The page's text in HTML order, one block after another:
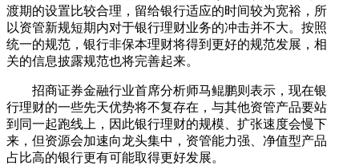
渡期的设置比较合理，留给银行适应的时间较为宽裕，所
以资管新规短期内对于银行理财业务的冲击并不大。按照
统一的规范，银行非保本理财将得到更好的规范发展，相
关的信息披露规范也将完善起来。
招商证券金融行业首席分析师马鲲鹏则表示，现在银
行理财的一些先天优势将不复存在，与其他资管产品要站
到同一起跑线上，因此银行理财的规模、扩张速度会慢下
来，但资源会加速向龙头集中，资管能力强、净值型产品
占比高的银行更有可能取得更好发展。